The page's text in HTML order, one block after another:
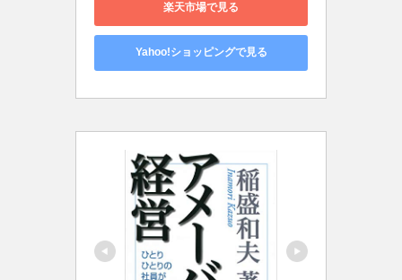
楽天市場で見る
Yahoo!ショッピングで見る